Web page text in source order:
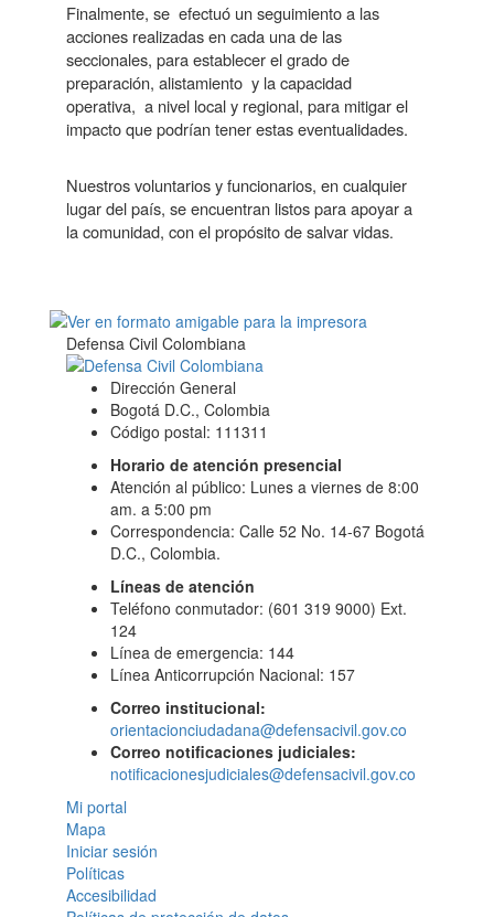
Finalmente, se efectuó un seguimiento a las
acciones realizadas en cada una de las
seccionales, para establecer el grado de
preparación, alistamiento y la capacidad
operativa, a nivel local y regional, para mitigar el
impacto que podrían tener estas eventualidades.
Nuestros voluntarios y funcionarios, en cualquier
lugar del país, se encuentran listos para apoyar a
la comunidad, con el propósito de salvar vidas.
Defensa Civil Colombiana
Dirección General
Bogotá D.C., Colombia
Código postal: 111311
Horario de atención presencial
Atención al público: Lunes a viernes de 8:00
am. a 5:00 pm
Correspondencia: Calle 52 No. 14-67 Bogotá
D.C., Colombia.
Líneas de atención
Teléfono conmutador: (601 319 9000) Ext.
124
Línea de emergencia: 144
Línea Anticorrupción Nacional: 157
Correo institucional:
orientacionciudadana@defensacivil.gov.co
Correo notificaciones judiciales:
notificacionesjudiciales@defensacivil.gov.co
Mi portal
Mapa
Iniciar sesión
Políticas
Accesibilidad